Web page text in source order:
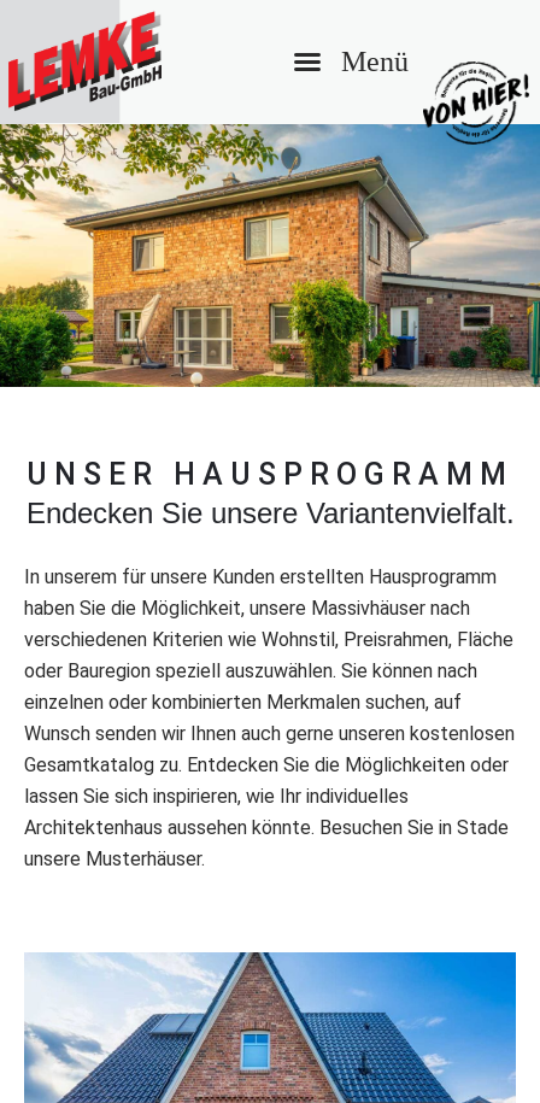
UNSER HAUSPROGRAMM
Endecken Sie unsere Variantenvielfalt.
In unserem für unsere Kunden erstellten Hausprogramm
haben Sie die Möglichkeit, unsere Massivhäuser nach
verschiedenen Kriterien wie Wohnstil, Preisrahmen, Fläche
oder Bauregion speziell auszuwählen. Sie können nach
einzelnen oder kombinierten Merkmalen suchen, auf
Wunsch senden wir Ihnen auch gerne unseren kostenlosen
Gesamtkatalog zu. Entdecken Sie die Möglichkeiten oder
lassen Sie sich inspirieren, wie Ihr individuelles
Architektenhaus aussehen könnte. Besuchen Sie in Stade
unsere Musterhäuser.